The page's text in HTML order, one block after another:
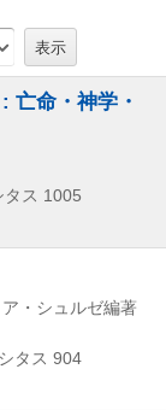
亡命・神学・
タス 1005
・シュルゼ編著
タス 904